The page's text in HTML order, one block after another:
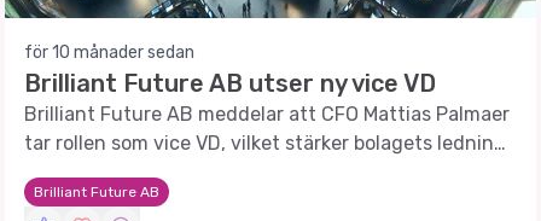
för 10 månader sedan
Brilliant Future AB utser ny vice VD
Brilliant Future AB meddelar att CFO Mattias Palmaer
tar rollen som vice VD, vilket stärker bolagets ledning
och strategi.
Brilliant Future AB